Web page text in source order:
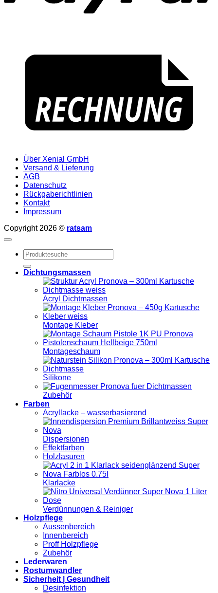
Über Xenial GmbH
Versand & Lieferung
AGB
Datenschutz
Rückgaberichtlinien
Kontakt
Impressum
Copyright 2026 © ratsam
Suchen
nach:
Dichtungsmassen
Acryl Dichtmassen
Montage Kleber
Montageschaum
Silikone
Zubehör
Farben
Acryllacke – wasserbasierend
Dispersionen
Effektfarben
Holzlasuren
Klarlacke
Verdünnungen & Reiniger
Holzpflege
Aussenbereich
Innenbereich
Proff Holzpflege
Zubehör
Lederwaren
Rostumwandler
Sicherheit | Gesundheit
Desinfektion